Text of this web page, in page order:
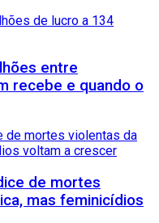
entre
recebe e quando o
de mortes
mas feminicídios